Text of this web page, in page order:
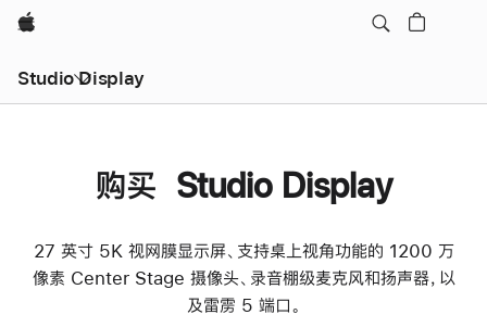
Apple
Studio Display
购买 Studio Display
27 英寸 5K 视网膜显示屏、支持桌上视角功能的 1200 万
像素 Center Stage 摄像头、录音棚级麦克风和扬声器，以
及雷雳 5 端口。